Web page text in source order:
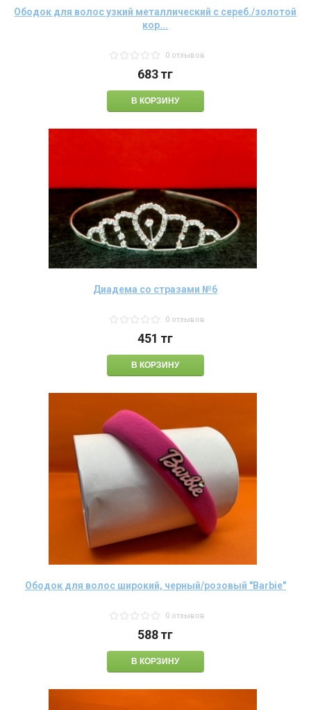
Ободок для волос узкий металлический с сереб./золотой
кор...
0 отзывов
683тг
Диадема со стразами №6
0 отзывов
451 тг
Ободок для волос широкий, черный/розовый "Barbie"
0 отзывов
588тг